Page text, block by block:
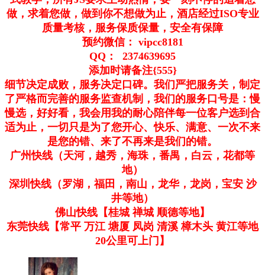
做，求着您做，做到你不想做为止，酒店经过ISO专业
质量考核，服务保质保量，安全有保障
预约微信： vipcc8181
QQ： 2374639695
添加时请备注{555}
细节决定成败，服务决定口碑。我们严把服务关，制定
了严格而完善的服务监查机制，我们的服务口号是：慢
慢选，好好看，我会用我的耐心陪伴每一位客户选到合
适为止，一切只是为了您开心、快乐、满意、一次不来
是您的错、来了不再来是我们的错。
广州快线（天河，越秀，海珠，番禺，白云，花都等
地）
深圳快线（罗湖，福田，南山，龙华，龙岗，宝安 沙
井等地）
佛山快线【桂城 禅城 顺德等地】
东莞快线【常平 万江 塘厦 凤岗 清溪 樟木头 黄江等地
20公里可上门】